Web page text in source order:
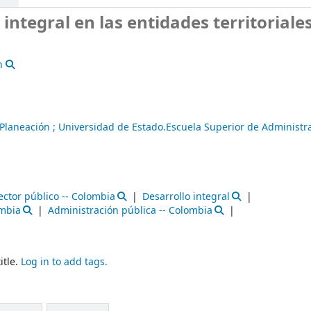
en las entidades
; Universidad de Estado.Escuela Superior de
público -- Colombia
Desarrollo integral
Administración pública -- Colombia
Log in to add tags.